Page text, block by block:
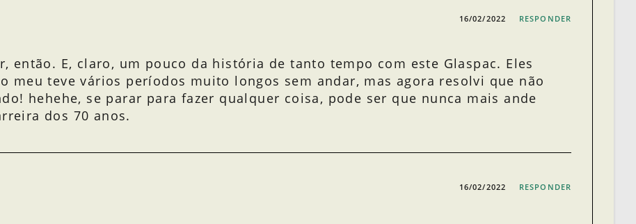
16/02/2022 RESPONDER
então. E, claro, um pouco da história de tanto tempo com este Glaspac. Eles
meu teve vários períodos muito longos sem andar, mas agora resolvi que não
hehehe, se parar para fazer qualquer coisa, pode ser que nunca mais ande
dos 70 anos.
16/02/2022 RESPONDER